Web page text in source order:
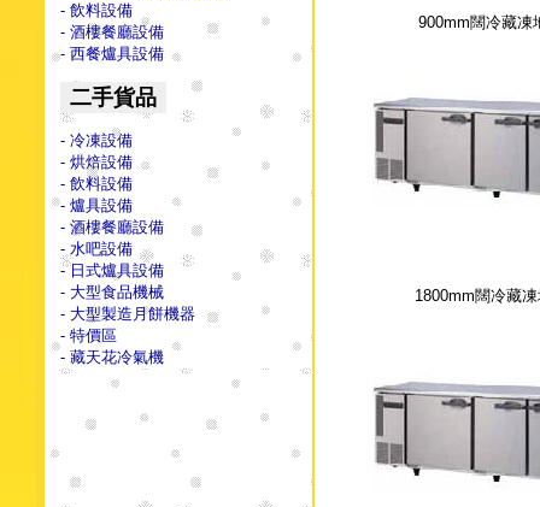
- 飲料設備
- 酒樓餐廳設備
- 西餐爐具設備
二手貨品
- 冷凍設備
- 烘焙設備
- 飲料設備
- 爐具設備
- 酒樓餐廳設備
- 水吧設備
- 日式爐具設備
- 大型食品機械
- 大型製造月餅機器
- 特價區
- 藏天花冷氣機
900mm闊冷藏凍
1800mm闊冷藏